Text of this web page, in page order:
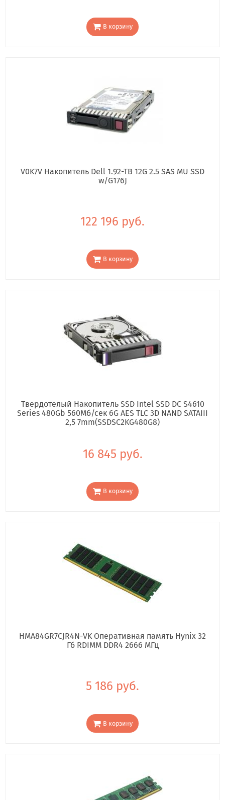
В корзину
V0K7V Накопитель Dell 1.92-TB 12G 2.5 SAS MU SSD
w/G176J
122 196 руб.
В корзину
Твердотелый Накопитель SSD Intel SSD DC S4610
Series 480Gb 560Мб/сек 6G AES TLC 3D NAND SATAIII
2,5 7mm(SSDSC2KG480G8)
16 845 руб.
В корзину
HMA84GR7CJR4N-VK Оперативная память Hynix 32
Гб RDIMM DDR4 2666 МГц
5 186 руб.
В корзину